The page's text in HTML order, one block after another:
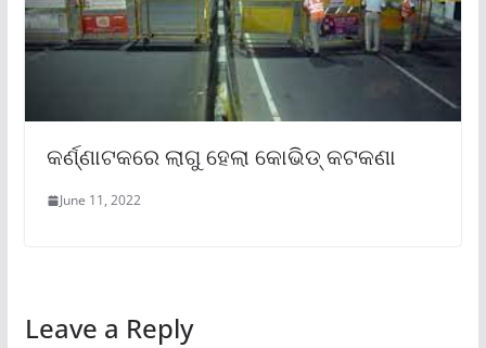
କର୍ଣ୍ଣାଟକରେ ଲାଗୁ ହେଲା କୋଭିଡ୍ କଟକଣା
June 11, 2022
Leave a Reply